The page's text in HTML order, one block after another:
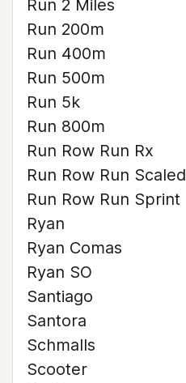
Run 2 Miles
Run 200m
Run 400m
Run 500m
Run 5k
Run 800m
Run Row Run Rx
Run Row Run Scaled
Run Row Run Sprint
Ryan
Ryan Comas
Ryan SO
Santiago
Santora
Schmalls
Scooter